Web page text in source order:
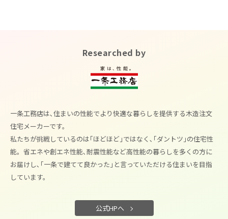
#一条工務店 #ismart #吹き抜け #LDK #建築実例
Researched by
一条工務店は､住まいの性能でより快適な暮らしを提供する木造注文
住宅メーカーです。
私たちが挑戦しているのは｢ほどほど｣ではなく､｢ダントツ｣の住宅性
能。 省エネや創エネ性能､耐震性能など高性能の暮らしを多くの方に
お届けし､ ｢一条で建てて良かった｣と言っていただける住まいを目指
しています。
公式HPへ